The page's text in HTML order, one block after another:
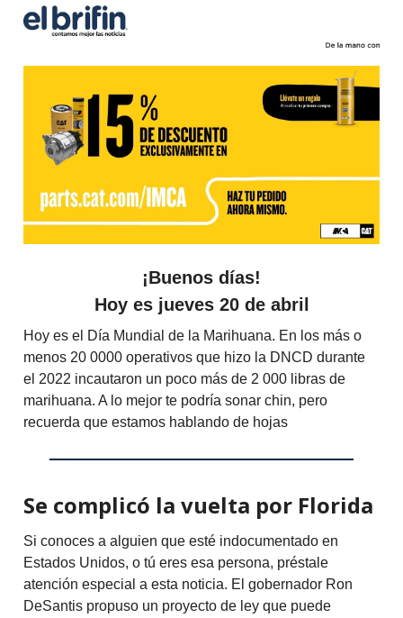
¡Buenos días!
Hoy es jueves 20 de abril
Hoy es el Día Mundial de la Marihuana. En los más o
menos 20 0000 operativos que hizo la DNCD durante
el 2022 incautaron un poco más de 2 000 libras de
marihuana. A lo mejor te podría sonar chin, pero
recuerda que estamos hablando de hojas
Se complicó la vuelta por Florida
Si conoces a alguien que esté indocumentado en
Estados Unidos, o tú eres esa persona, préstale
atención especial a esta noticia. El gobernador Ron
DeSantis propuso un proyecto de ley que puede